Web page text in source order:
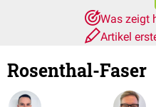
Was zeigt
Artikel
Rosenthal-Faser